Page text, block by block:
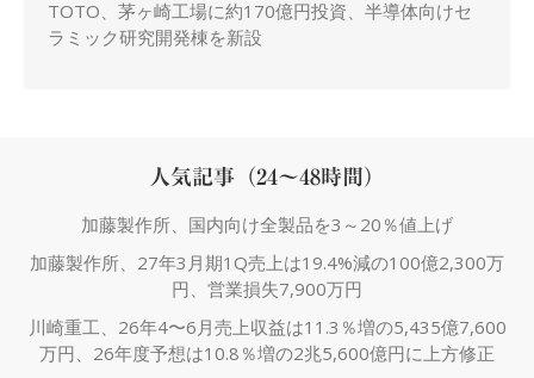
TOTO、茅ヶ崎工場に約170億円投資、半導体向けセ
ラミック研究開発棟を新設
人気記事（24～48時間）
加藤製作所、国内向け全製品を3～20％値上げ
加藤製作所、27年3月期1Q売上は19.4%減の100億2,300万
円、営業損失7,900万円
川崎重工、26年4〜6月売上収益は11.3％増の5,435億7,600
万円、26年度予想は10.8％増の2兆5,600億円に上方修正